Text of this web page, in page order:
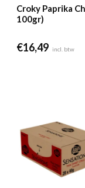
Croky Paprika
100gr)
€16,49 incl. btw